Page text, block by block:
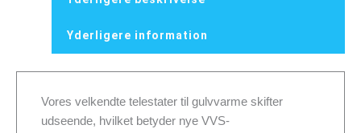
Yderligere information
Vores velkendte telestater til gulvvarme skifter
udseende, hvilket betyder nye VVS-